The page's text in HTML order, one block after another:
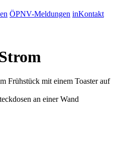
ÖPNV-Meldungen inKontakt